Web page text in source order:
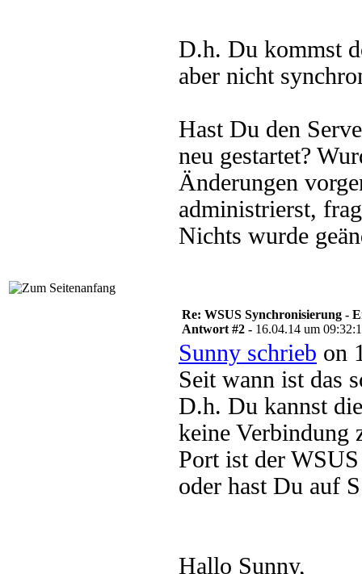
D.h. Du kommst
aber nicht
Hast Du den
neu gestartet?
Änderungen
administrierst,
Nichts wurde
Re: WSUS Synchronisierung -
Antwort #2 - 16.04.14 um
Sunny schrieb on
Seit wann ist das
D.h. Du kannst
keine Verbindung
Port ist der
oder hast Du auf
Hallo Sunny,